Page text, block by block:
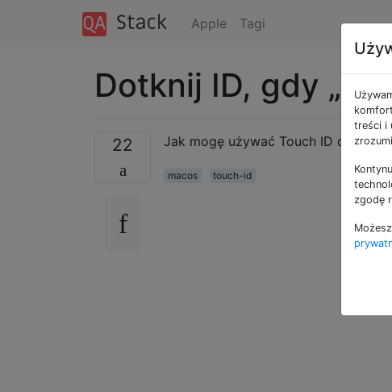
Apple Tagi
Dotknij ID, gdy
22 Jak mogę używać Touch ID do
macos touch-id
treści i
zgodę